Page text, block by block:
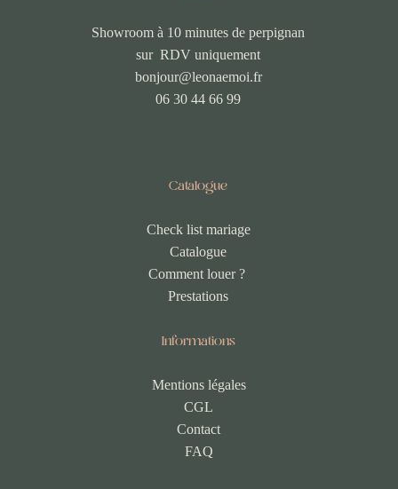
Showroom à 10 minutes de perpignan
sur RDV uniquement
bonjour@leonaemoi.fr
06 30 44 66 99
Catalogue
Check list mariage
Catalogue
Comment louer ?
Prestations
Informations
Mentions légales
CGL
Contact
FAQ